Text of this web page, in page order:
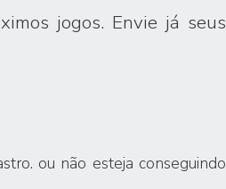
jogos. Envie já seus
. ou não esteja conseguindo